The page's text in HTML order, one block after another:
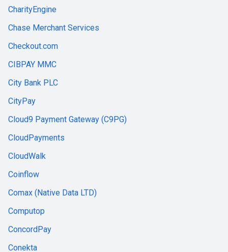
CharityEngine
Chase Merchant Services
Checkout.com
CIBPAY MMC
City Bank PLC
CityPay
Cloud9 Payment Gateway (C9PG)
CloudPayments
CloudWalk
Coinflow
Comax (Native Data LTD)
Computop
ConcordPay
Conekta